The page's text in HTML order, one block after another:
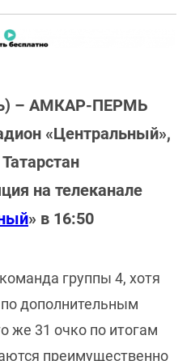
– АМКАР-ПЕРМЬ
«Центральный»,
на телеканале
» в 16:50
группы 4, хотя
дополнительным
же 31 очко по итогам
преимущественно